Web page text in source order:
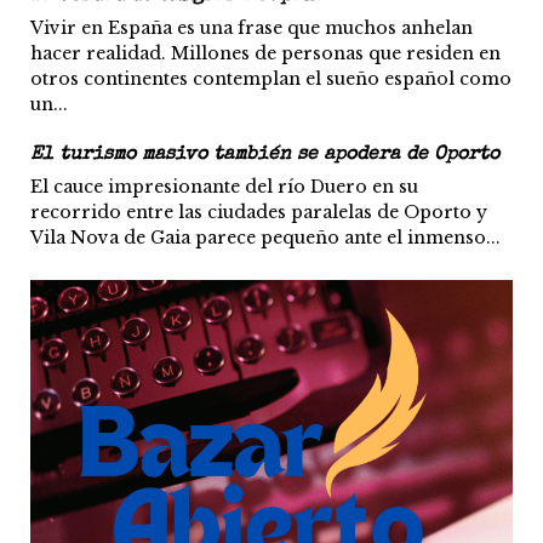
Vivir en España es una frase que muchos anhelan
hacer realidad. Millones de personas que residen en
otros continentes contemplan el sueño español como
un...
El turismo masivo también se apodera de Oporto
El cauce impresionante del río Duero en su
recorrido entre las ciudades paralelas de Oporto y
Vila Nova de Gaia parece pequeño ante el inmenso...